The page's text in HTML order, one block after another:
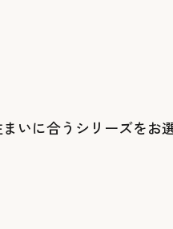
いに合うシリーズをお